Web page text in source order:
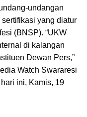
undangan
yang diatur
(BNSP). “UKW
di kalangan
Dewan Pers,”
Watch Swararesi
ini, Kamis, 19